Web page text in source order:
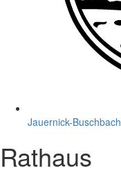
Jauernick-Buschbach
Rathaus